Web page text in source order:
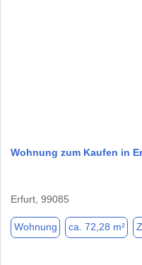
Wohnung zum Kaufen in
Erfurt, 99085
Wohnung ca. 72,28 m²